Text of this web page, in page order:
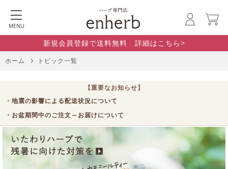
MENU
新規会員登録で送料無料 詳細はこちら>
ホーム トピック一覧
【重要なお知らせ】
・地震の影響による配送状況について
・お盆期間中のご注文～お届けについて